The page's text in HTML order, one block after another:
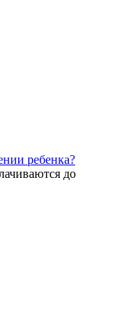
ребенка?
до